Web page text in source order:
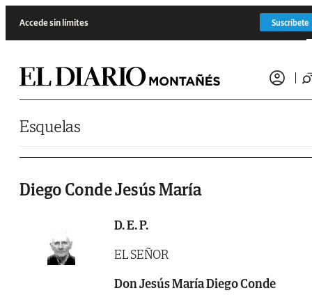
Accede sin límites Suscríbete
Esquelas
Diego Conde Jesús María
D. E. P.
EL SEÑOR
Don Jesús María Diego Conde